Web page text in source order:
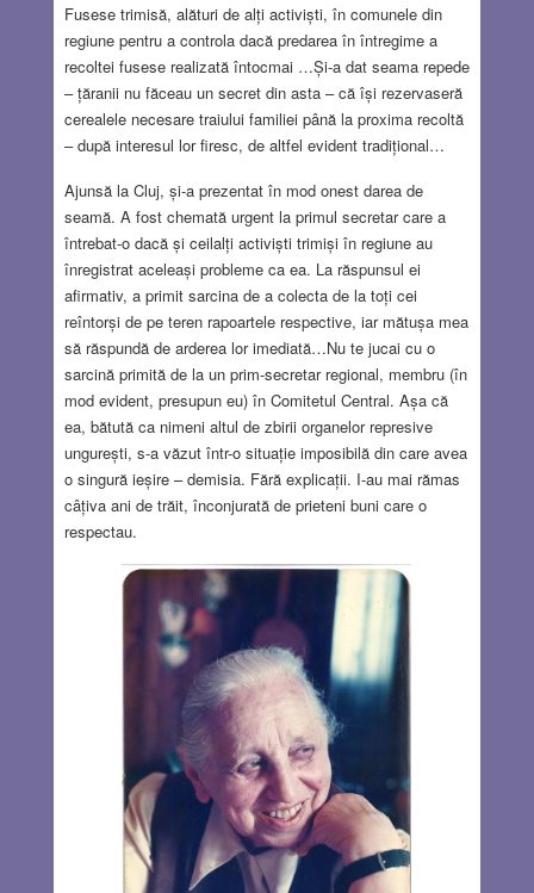
Fusese trimisă, alături de alți activiști, în comunele din
regiune pentru a controla dacă predarea în întregime a
recoltei fusese realizată întocmai …Și-a dat seama repede
– țăranii nu făceau un secret din asta – că își rezervaseră
cerealele necesare traiului familiei până la proxima recoltă
– după interesul lor firesc, de altfel evident tradițional…
Ajunsă la Cluj, și-a prezentat în mod onest darea de
seamă. A fost chemată urgent la primul secretar care a
întrebat-o dacă și ceilalți activiști trimiși în regiune au
înregistrat aceleași probleme ca ea. La răspunsul ei
afirmativ, a primit sarcina de a colecta de la toți cei
reîntorși de pe teren rapoartele respective, iar mătușa mea
să răspundă de arderea lor imediată…Nu te jucai cu o
sarcină primită de la un prim-secretar regional, membru (în
mod evident, presupun eu) în Comitetul Central. Așa că
ea, bătută ca nimeni altul de zbirii organelor represive
ungurești, s-a văzut într-o situație imposibilă din care avea
o singură ieșire – demisia. Fără explicații. I-au mai rămas
câțiva ani de trăit, înconjurată de prieteni buni care o
respectau.